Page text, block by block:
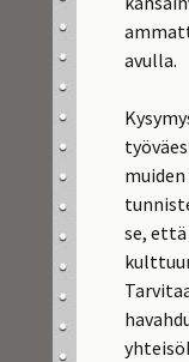
avulla.
se,